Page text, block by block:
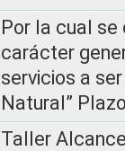
Por la cual
carácter
servicios a
Natural”
Taller